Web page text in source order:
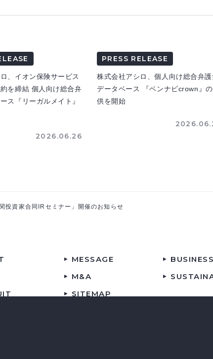
、イオン保険サービス
を締結 個人向け総合弁
ス『リーガルメイト』
2026.06.26
PRESS RELEASE
株式会社アシロ、個人向け総合弁
データベース 『ベンナビcrown』
供を開始
投資家合同IRセミナー」開催のお知らせ
MESSAGE BUSINESS
M&A
SITEMAP